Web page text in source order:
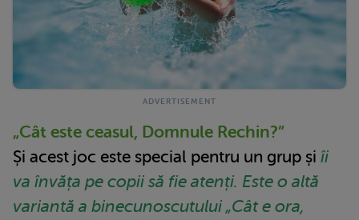
„Cât este ceasul, Domnule Rechin?”
Și acest joc este special pentru un grup și îi
va învăța pe copii să fie atenți. Este o altă
variantă a binecunoscutului „Cât e ora,